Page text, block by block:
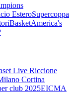
EsteroSupercoppa
BasketAmerica's
Live Riccione
Cortina
club 2025EICMA